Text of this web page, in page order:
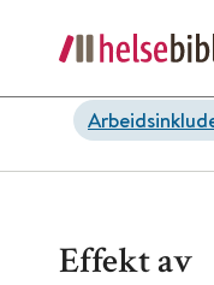
Effekt av